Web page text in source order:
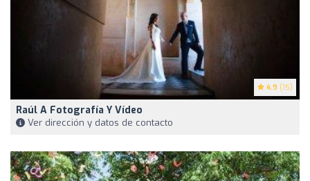
4.9 (15)
Raúl A Fotografía Y Vídeo
Ver dirección y datos de contacto